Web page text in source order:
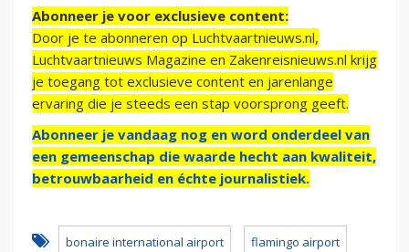
Abonneer je voor exclusieve content:
Door je te abonneren op Luchtvaartnieuws.nl,
Luchtvaartnieuws Magazine en Zakenreisnieuws.nl krijg
je toegang tot exclusieve content en jarenlange
ervaring die je steeds een stap voorsprong geeft.
Abonneer je vandaag nog en word onderdeel van
een gemeenschap die waarde hecht aan kwaliteit,
betrouwbaarheid en échte journalistiek.
bonaire international airport flamingo airport